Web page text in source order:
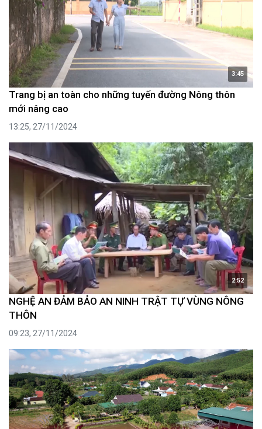
3:45
Trang bị an toàn cho những tuyến đường Nông thôn
mới nâng cao
13:25, 27/11/2024
2:52
NGHỆ AN ĐẢM BẢO AN NINH TRẬT TỰ VÙNG NÔNG
THÔN
09:23, 27/11/2024